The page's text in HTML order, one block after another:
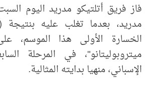
فاز فريق أتلتيكو مدريد اليوم
الخسارة الأولى هذا الموسم،
ميتروبوليتانو"، في المرحلة
الإسباني، منهيا بدايته المثالية.